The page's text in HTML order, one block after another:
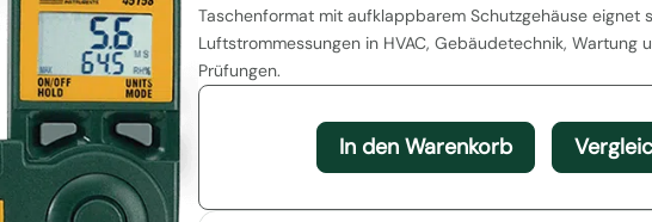
Taschenformat mit aufklappbarem Schutzgehäuse eignet
Luftstrommessungen in HVAC, Gebäudetechnik, Wartung
Prüfungen.
In den Warenkorb